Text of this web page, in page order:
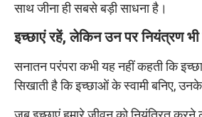
साथ जीना ही सबसे बड़ी साधना है।
इच्छाएं रहें, लेकिन उन पर नियंत्रण भी
सनातन परंपरा कभी यह नहीं कहती कि
सिखाती है कि इच्छाओं के स्वामी बनिए,